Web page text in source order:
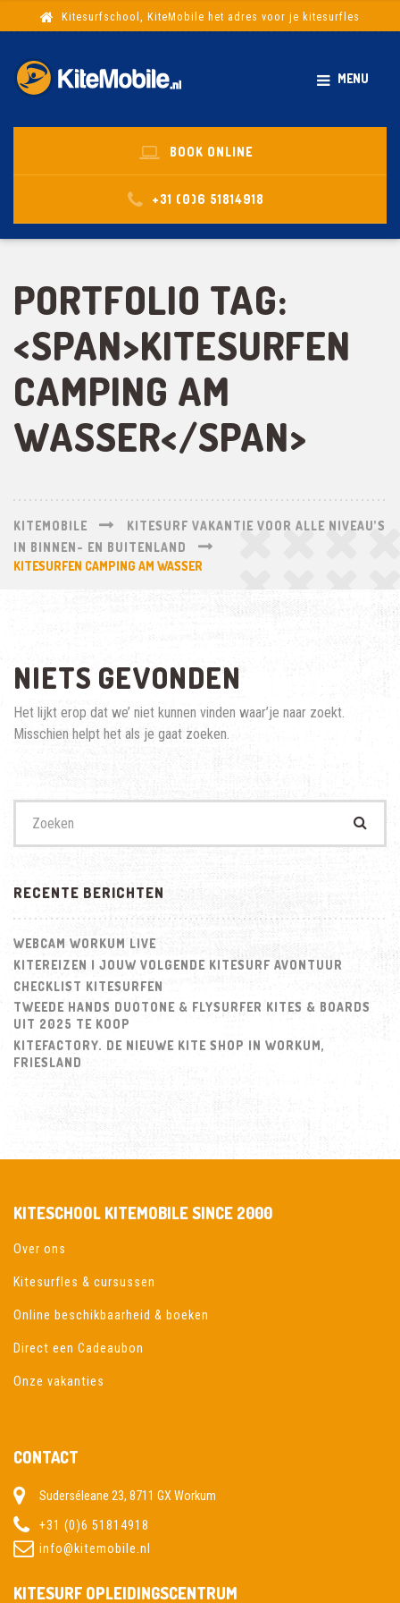
Kitesurfschool, KiteMobile het adres voor je kitesurfles
MENU
BOOK ONLINE
+31 (0)6 51814918
PORTFOLIO TAG:
<SPAN>KITESURFEN
CAMPING AM
WASSER</SPAN>
KITEMOBILE
KITESURF VAKANTIE VOOR ALLE NIVEAU’S
IN BINNEN- EN BUITENLAND
KITESURFEN CAMPING AM WASSER
NIETS GEVONDEN
Het lijkt erop dat we’ niet kunnen vinden waar’je naar zoekt.
Misschien helpt het als je gaat zoeken.
naar:
RECENTE BERICHTEN
WEBCAM WORKUM LIVE
KITEREIZEN | JOUW VOLGENDE KITESURF AVONTUUR
CHECKLIST KITESURFEN
TWEEDE HANDS DUOTONE & FLYSURFER KITES & BOARDS
UIT 2025 TE KOOP
KITEFACTORY. DE NIEUWE KITE SHOP IN WORKUM,
FRIESLAND
KITESCHOOL KITEMOBILE SINCE 2000
Over ons
Kitesurfles & cursussen
Online beschikbaarheid & boeken
Direct een Cadeaubon
Onze vakanties
CONTACT
Suderséleane 23, 8711 GX Workum
+31 (0)6 51814918
info@kitemobile.nl
KITESURF OPLEIDINGSCENTRUM